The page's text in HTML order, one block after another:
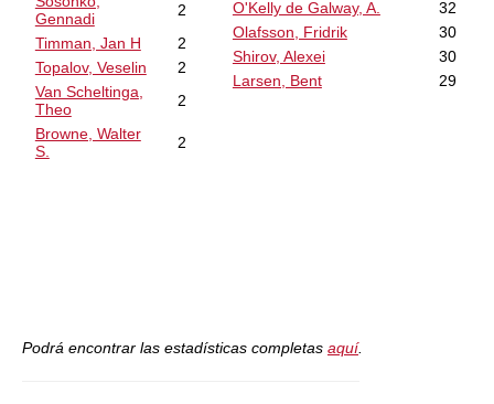
Gennadi
2
Timman, Jan H
2
Topalov, Veselin
2
Van Scheltinga,
Theo
2
Browne, Walter
S.
2
O'Kelly de Galway, A.
32
Olafsson, Fridrik
30
Shirov, Alexei
30
Larsen, Bent
29
Podrá encontrar las estadísticas completas aquí.